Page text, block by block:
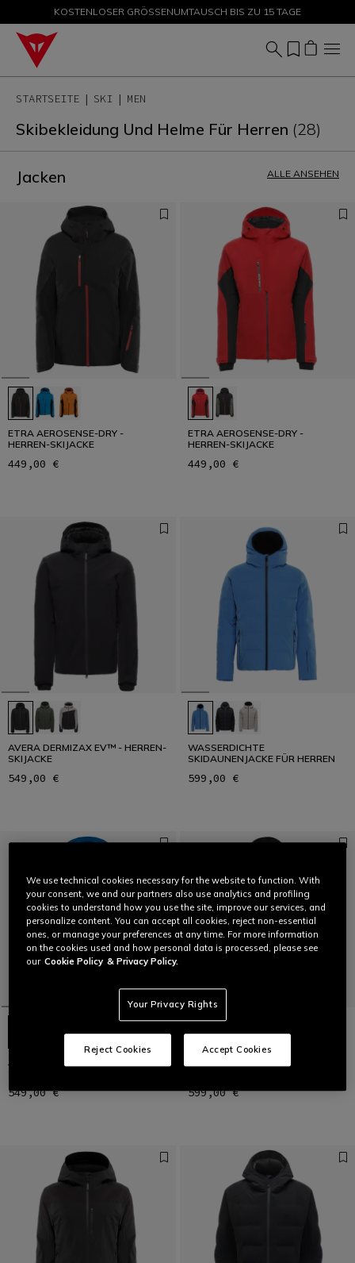
SALE BIS ZU -50 % – JETZT SHOPPEN
KOSTENLOSER GRÖSSENUMTAUSCH BIS ZU 15 TAGE
STARTSEITE SKI MEN
Skibekleidung Und Helme Für Herren (28)
Jacken ALLE ANSEHEN
ETRA AEROSENSE-DRY -
HERREN-SKIJACKE
449,00 €
ETRA AEROSENSE-DRY -
HERREN-SKIJACKE
449,00 €
AVERA DERMIZAX EV™ - HERREN-
SKIJACKE
549,00 €
WASSERDICHTE
SKIDAUNENJACKE FÜR HERREN
599,00 €
AVERA DERMIZAX EV™ - HERREN-
549,00 € 599,00 €
We use technical cookies necessary for the website to function. With
your consent, we and our partners also use analytics and profiling
cookies to understand how you use the site, improve our services, and
personalize content. You can accept all cookies, reject non-essential
ones, or manage your preferences at any time. For more information
on the cookies used and how personal data is processed, please see
our Cookie Policy & Privacy Policy.
Your Privacy Rights
Reject Cookies Accept Cookies